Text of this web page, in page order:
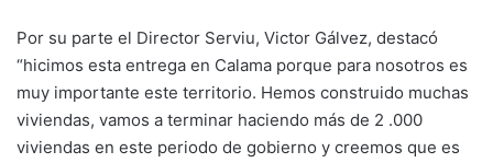
Por su parte el Director Serviu, Victor Gálvez, destacó
“hicimos esta entrega en Calama porque para nosotros es
muy importante este territorio. Hemos construido muchas
viviendas, vamos a terminar haciendo más de 2 .000
viviendas en este periodo de gobierno y creemos que es